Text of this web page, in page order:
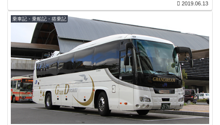
2019.06.13
乗車記・乗船記・搭乗記